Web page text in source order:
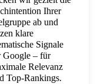
Ihrer
ab und
klare
Signale
Google – für
Relevanz
Top-Rankings.